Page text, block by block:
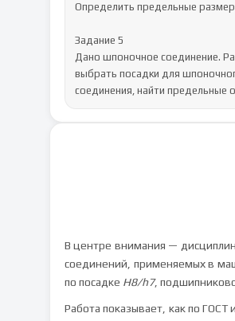
Определить предельные
Задание 5
Дано шпоночное соединение.
выбрать посадки для
соединения, найти предельные
В центре внимания —
соединений, применяемых в
по посадке H8/h7,
Работа показывает, как по